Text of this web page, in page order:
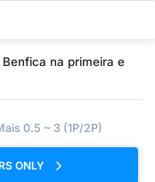
na primeira e
0.5 ~ 3 (1P/2P)
ONLY